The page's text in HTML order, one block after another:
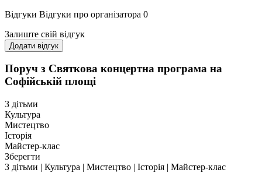
Відгуки Відгуки про організатора 0
Залиште свій відгук
Додати відгук
Поруч з Святкова концертна програма на
Софійській площі
З дітьми
Культура
Мистецтво
Історія
Майстер-клас
Зберегти
З дітьми | Культура | Мистецтво | Історія | Майстер-клас